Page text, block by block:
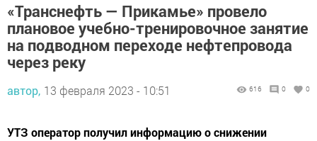
«Транснефть — Прикамье» провело
плановое учебно-тренировочное занятие
на подводном переходе нефтепровода
через реку
автор, 13 февраля 2023 - 10:51 616 0 0
УТЗ оператор получил информацию о снижении